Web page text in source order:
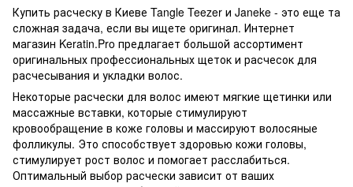
Купить расческу в Киеве Tangle Teezer и Janeke - это еще та
сложная задача, если вы ищете оригинал. Интернет
магазин Keratin.Pro предлагает большой ассортимент
оригинальных профессиональных щеток и расчесок для
расчесывания и укладки волос.
Некоторые расчески для волос имеют мягкие щетинки или
массажные вставки, которые стимулируют
кровообращение в коже головы и массируют волосяные
фолликулы. Это способствует здоровью кожи головы,
стимулирует рост волос и помогает расслабиться.
Оптимальный выбор расчески зависит от ваших